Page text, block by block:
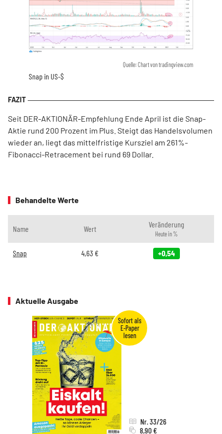
Quelle: Chart von tradingview.com
Snap in US-$
Seit DER-AKTIONÄR-Empfehlung Ende April ist die Snap-
Aktie rund 200 Prozent im Plus. Steigt das Handelsvolumen
wieder an, liegt das mittelfristige Kursziel am 261%-
Fibonacci-Retracement bei rund 69 Dollar.
Behandelte Werte
Name Wert Veränderung
Heute in %
Snap 4,63 € +0,54
Aktuelle Ausgabe
Nr. 33/26
8,90 €